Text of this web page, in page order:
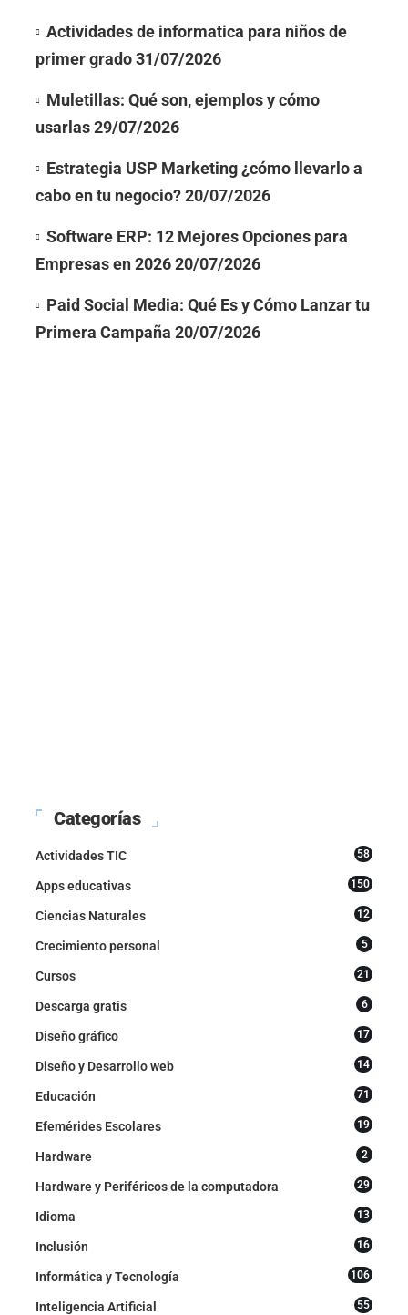
Actividades de informatica para niños de
primer grado31/07/2026
Muletillas: Qué son, ejemplos y cómo
usarlas29/07/2026
Estrategia USP Marketing ¿cómo llevarlo a
cabo en tu negocio?20/07/2026
Software ERP: 12 Mejores Opciones para
Empresas en 202620/07/2026
Paid Social Media: Qué Es y Cómo Lanzar tu
Primera Campaña 20/07/2026
Categorías
Actividades TIC 58
Apps educativas 150
Ciencias Naturales 12
Crecimiento personal 5
Cursos 21
Descarga gratis 6
Diseño gráfico 17
Diseño y Desarrollo web 14
Educación 71
Efemérides Escolares 19
Hardware 2
Hardware y Periféricos de la computadora 29
Idioma 13
Inclusión 16
Informática y Tecnología 106
Inteligencia Artificial 55